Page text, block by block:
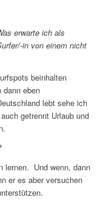
erwarte ich als
in von einem nicht
beinhalten
dann eben
lebt sehe ich
getrennt Urlaub und
lernen. Und wenn, dann
er es aber versuchen